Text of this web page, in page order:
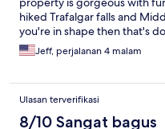
hiked Trafalgar falls and
you're in shape then that's
Middleham falls requires lots
loved everything about it.
pool. Not many restaurants
our villa and ate a light dinner
Jeff, perjalanan 4 malam
Ulasan terverifikasi
8/10 Sangat bagus